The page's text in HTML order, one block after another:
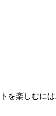
を楽しむには